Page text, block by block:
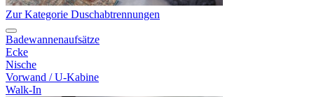
Zur Kategorie Duschabtrennungen
Badewannenaufsätze
Ecke
Nische
Vorwand / U-Kabine
Walk-In